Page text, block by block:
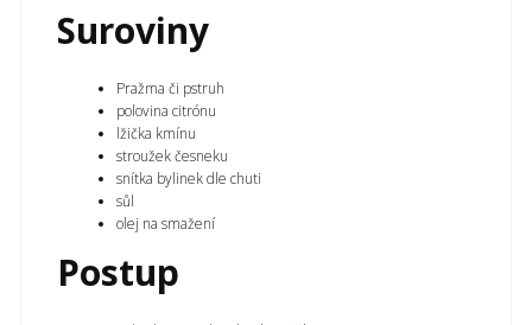
Suroviny
Pražma či pstruh
polovina citrónu
lžička kmínu
stroužek česneku
snítka bylinek dle chuti
sůl
olej na smažení
Postup